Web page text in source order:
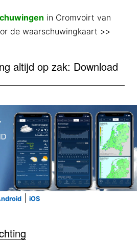
in Cromvoirt van
de waarschuwingkaart >>
altijd op zak: Download
iOS